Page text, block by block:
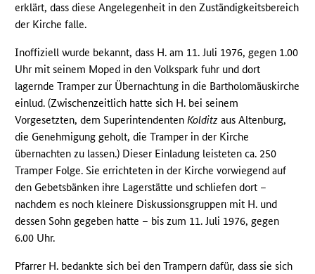
erklärt, dass diese Angelegenheit in den Zuständigkeitsbereich
der Kirche falle.
Inoffiziell wurde bekannt, dass H. am 11. Juli 1976, gegen 1.00
Uhr mit seinem Moped in den Volkspark fuhr und dort
lagernde Tramper zur Übernachtung in die Bartholomäuskirche
einlud. (Zwischenzeitlich hatte sich H. bei seinem
Vorgesetzten, dem SuperintendentenKolditz aus Altenburg,
die Genehmigung geholt, die Tramper in der Kirche
übernachten zu lassen.) Dieser Einladung leisteten ca. 250
Tramper Folge. Sie errichteten in der Kirche vorwiegend auf
den Gebetsbänken ihre Lagerstätte und schliefen dort –
nachdem es noch kleinere Diskussionsgruppen mit H. und
dessen Sohn gegeben hatte – bis zum 11. Juli 1976, gegen
6.00 Uhr.
Pfarrer H. bedankte sich bei den Trampern dafür, dass sie sich